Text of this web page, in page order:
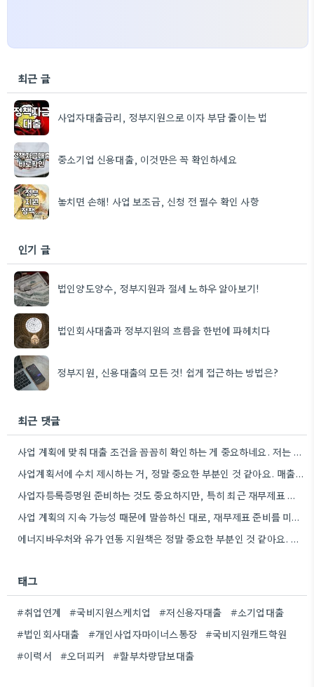
최근 글
사업자대출금리, 정부지원으로 이자 부담 줄이는 법
중소기업 신용대출, 이것만은 꼭 확인하세요
놓치면 손해! 사업 보조금, 신청 전 필수 확인 사항
인기 글
법인양도양수, 정부지원과 절세 노하우 알아보기!
법인회사대출과 정부지원의 흐름을 한번에 파헤치다
정부지원, 신용대출의 모든 것! 쉽게 접근하는 방법은?
최근 댓글
사업 계획에 맞춰 대출 조건을 꼼꼼히 확인하는 게 중요하네요. 저는 사업 확장 시 금리 변화를…
사업계획서에 수치 제시하는 거, 정말 중요한 부분인 것 같아요. 매출 성장률이나 고용 목표를 구체적으로 적으면…
사업자등록증명원 준비하는 것도 중요하지만, 특히 최근 재무제표 유효기간 꼭 확인해야 해요. 제가 최근 사업 계획서…
사업 계획의 지속 가능성 때문에 말씀하신 대로, 재무제표 준비를 미리 해두는 게 정말 중요하네요. 특히…
에너지바우처와 유가 연동 지원책은 정말 중요한 부분인 것 같아요. 특히 농어민분들이 에너지 가격 변동에 덜…
태그
#취업연계 #국비지원스케치업 #저신용자대출
#소기업대출
#법인회사대출
#개인사업자마이너스통장
#국비지원캐드학원
#이력서
#오더피커 #할부차량담보대출